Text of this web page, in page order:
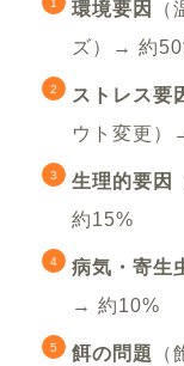
環境要因
ズ）→ 約
ストレス要
ウト変更
生理的要因
約15%
病気・寄生
→ 約10%
餌の問題